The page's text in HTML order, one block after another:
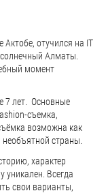
отучился на IT
Алматы.
момент
7 лет. Основные
съемка,
возможна как
страны.
характер
уникален. Всегда
свои варианты,